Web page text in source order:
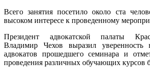
Всего занятия посетило около ста
высоком интересе к проведенному
Президент адвокатской палаты
Владимир Чехов выразил уверенность
адвокатов прошедшего семинара и
проведения различных обучающих курсов